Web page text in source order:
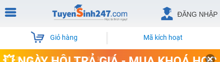
ĐĂNG NHẬP
Giỏ hàng Mã kích hoạt